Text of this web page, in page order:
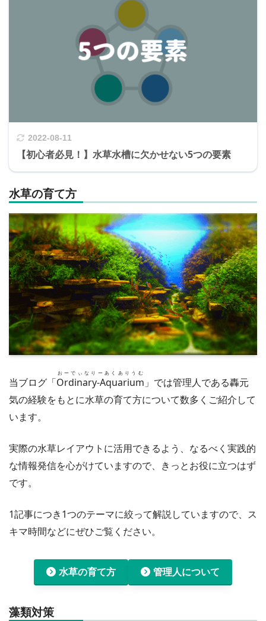
2022-08-11
【初心者必見！】水草水槽に欠かせない5つの要素
水草の育て方
当ブログ「Ordinary-Aquarium
おーでぃなりーあくありうむ
」では管理人である轟元
気の経験をもとに水草の育て方について数多くご紹介して
います。
実際の水草レイアウトに活用できるよう、なるべく実践的
な情報発信を心がけていますので、きっとお役に立つはず
です。
1記事につき1つのテーマに絞って解説していますので、ス
キマ時間などにぜひご覧ください。
水草の育て方 管理人について
藻類対策